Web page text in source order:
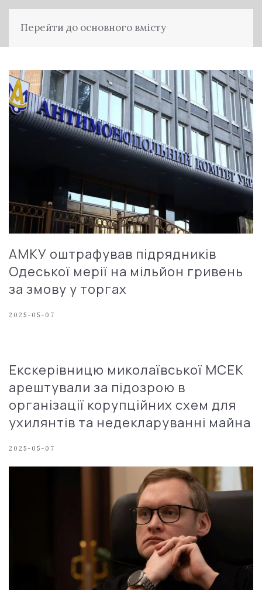
Перейти до основного вмісту
АМКУ оштрафував підрядників
Одеської мерії на мільйон гривень
за змову у торгах
2025-05-07
Екскерівницю миколаївської МСЕК
арештували за підозрою в
організації корупційних схем для
ухилянтів та недекларуванні майна
2025-05-07